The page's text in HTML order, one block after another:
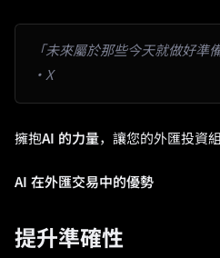
「未來屬於那些今天就做好
·X
擁抱AI 的力量，讓您的外匯投資
AI 在外匯交易中的優勢
提升準確性